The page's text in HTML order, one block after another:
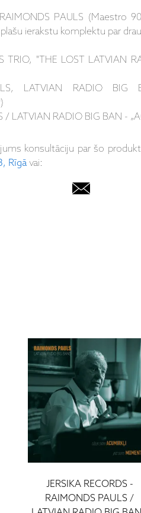
PAULS (Maestro
ierakstu komplektu par
TRIO, "THE LOST LATVIAN
LATVIAN RADIO BIG
/ LATVIAN RADIO BIG BAN -
konsultāciju par šo
Rīgāvai:
JERSIKA RECORDS -
RAIMONDS PAULS /